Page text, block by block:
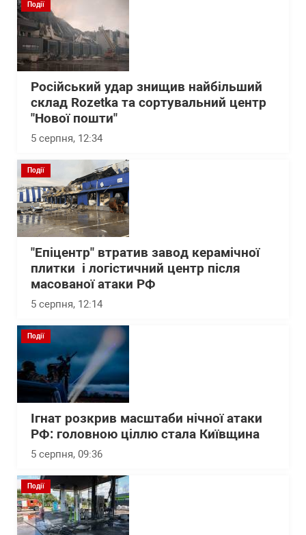
Події
Російський удар знищив найбільший
склад Rozetka та сортувальний центр
"Нової пошти"
5 серпня, 12:34
Події
"Епіцентр" втратив завод керамічної
плитки і логістичний центр після
масованої атаки РФ
5 серпня, 12:14
Події
Ігнат розкрив масштаби нічної атаки
РФ: головною ціллю стала Київщина
5 серпня, 09:36
Події